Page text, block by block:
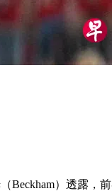
Beckham）透露，